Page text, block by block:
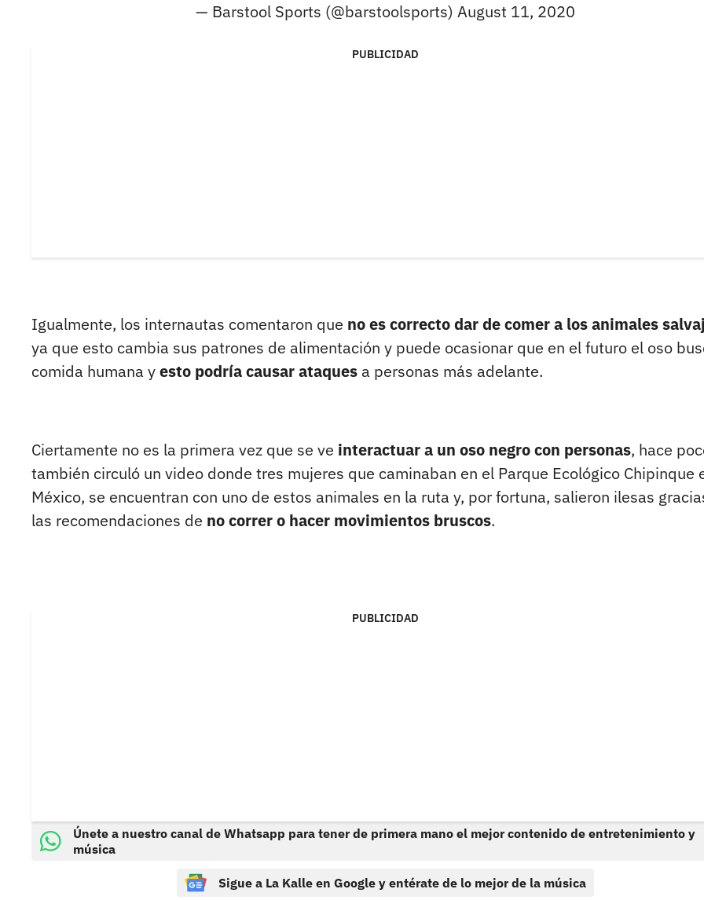
— Barstool Sports (@barstoolsports) August 11, 2020
PUBLICIDAD
Igualmente, los internautas comentaron que no es correcto dar de comer a los animales
ya que esto cambia sus patrones de alimentación y puede ocasionar que en el futuro el oso
comida humana yesto podría causar ataques a personas más adelante.
Ciertamente no es la primera vez que se ve interactuar a un oso negro con personas, hace
también circuló un video donde tres mujeres que caminaban en el Parque Ecológico Chipinque
México, se encuentran con uno de estos animales en la ruta y, por fortuna, salieron ilesas
las recomendaciones de no correr o hacer movimientos bruscos.
PUBLICIDAD
Únete a nuestro canal de Whatsapp para tener de primera mano el mejor contenido de entretenimiento y
música
Sigue a La Kalle en Google y entérate de lo mejor de la música